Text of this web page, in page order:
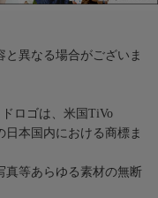
異なる場合がございま
ロゴは、米国TiVo
日本国内における商標ま
真等あらゆる素材の無断